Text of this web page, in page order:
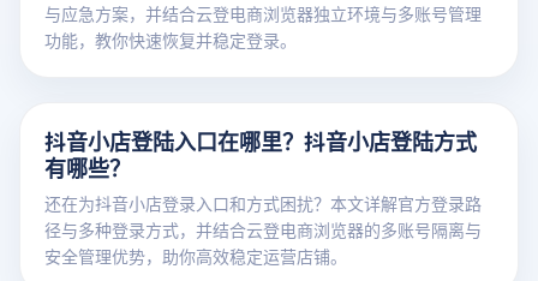
与应急方案，并结合云登电商浏览器独立环境与多账号管理
功能，教你快速恢复并稳定登录。
抖音小店登陆入口在哪里？抖音小店登陆方式
有哪些？
还在为抖音小店登录入口和方式困扰？本文详解官方登录路
径与多种登录方式，并结合云登电商浏览器的多账号隔离与
安全管理优势，助你高效稳定运营店铺。